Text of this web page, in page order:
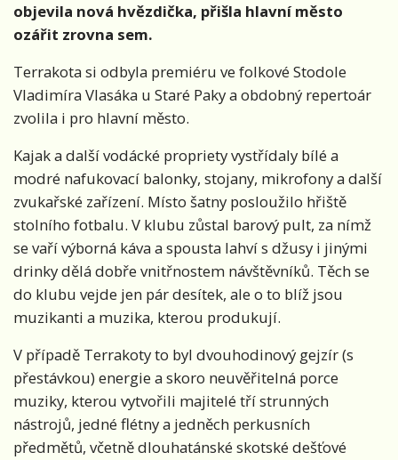
objevila nová hvězdička, přišla hlavní město
ozářit zrovna sem.
Terrakota si odbyla premiéru ve folkové Stodole
Vladimíra Vlasáka u Staré Paky a obdobný repertoár
zvolila i pro hlavní město.
Kajak a další vodácké propriety vystřídaly bílé a
modré nafukovací balonky, stojany, mikrofony a další
zvukařské zařízení. Místo šatny posloužilo hřiště
stolního fotbalu. V klubu zůstal barový pult, za nímž
se vaří výborná káva a spousta lahví s džusy i jinými
drinky dělá dobře vnitřnostem návštěvníků. Těch se
do klubu vejde jen pár desítek, ale o to blíž jsou
muzikanti a muzika, kterou produkují.
V případě Terrakoty to byl dvouhodinový gejzír (s
přestávkou) energie a skoro neuvěřitelná porce
muziky, kterou vytvořili majitelé tří strunných
nástrojů, jedné flétny a jedněch perkusních
předmětů, včetně dlouhatánské skotské dešťové